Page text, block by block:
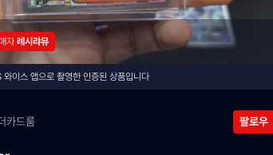
자 례시랴뮤
이스 앱으로 촬영한 인증된 상품입니다
카드룸 팔로우